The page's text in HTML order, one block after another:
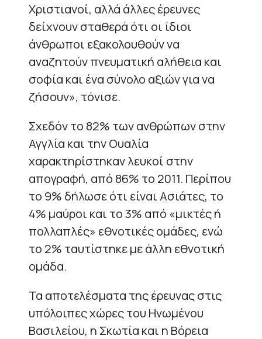
Χριστιανοί, αλλά άλλες έρευνες
δείχνουν σταθερά ότι οι ίδιοι
άνθρωποι εξακολουθούν να
αναζητούν πνευματική αλήθεια και
σοφία και ένα σύνολο αξιών για να
ζήσουν», τόνισε.
Σχεδόν το 82% των ανθρώπων στην
Αγγλία και την Ουαλία
χαρακτηρίστηκαν λευκοί στην
απογραφή, από 86% το 2011. Περίπου
το 9% δήλωσε ότι είναι Ασιάτες, το
4% μαύροι και το 3% από «μικτές ή
πολλαπλές» εθνοτικές ομάδες, ενώ
το 2% ταυτίστηκε με άλλη εθνοτική
ομάδα.
Τα αποτελέσματα της έρευνας στις
υπόλοιπες χώρες του Ηνωμένου
Βασιλείου, η Σκωτία και η Βόρεια